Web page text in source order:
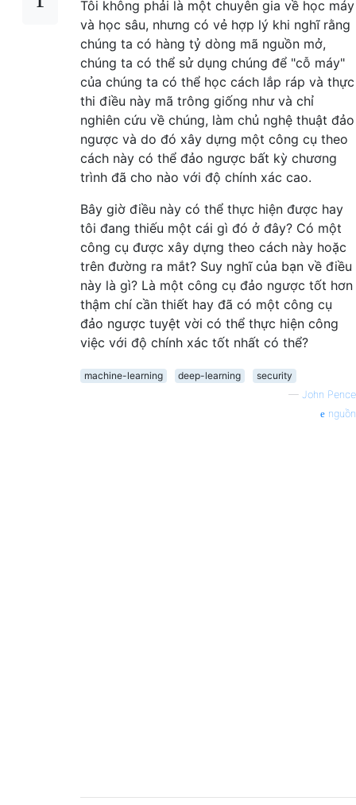
Tôi không phải là một chuyên gia về học máy
và học sâu, nhưng có vẻ hợp lý khi nghĩ rằng
chúng ta có hàng tỷ dòng mã nguồn mở,
chúng ta có thể sử dụng chúng để "cỗ máy"
của chúng ta có thể học cách lắp ráp và thực
thi điều này mã trông giống như và chỉ
nghiên cứu về chúng, làm chủ nghệ thuật đảo
ngược và do đó xây dựng một công cụ theo
cách này có thể đảo ngược bất kỳ chương
trình đã cho nào với độ chính xác cao.
Bây giờ điều này có thể thực hiện được hay
tôi đang thiếu một cái gì đó ở đây? Có một
công cụ được xây dựng theo cách này hoặc
trên đường ra mắt? Suy nghĩ của bạn về điều
này là gì? Là một công cụ đảo ngược tốt hơn
thậm chí cần thiết hay đã có một công cụ
đảo ngược tuyệt vời có thể thực hiện công
việc với độ chính xác tốt nhất có thể?
machine-learning deep-learning
security
— John Pence
nguồn